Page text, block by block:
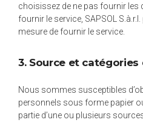
choisissez de ne pas fournir
fournir le service, SAPSOL
mesure de fournir le service.
3. Source et
Nous sommes susceptibles
personnels sous forme papier
partie d’une ou plusieurs